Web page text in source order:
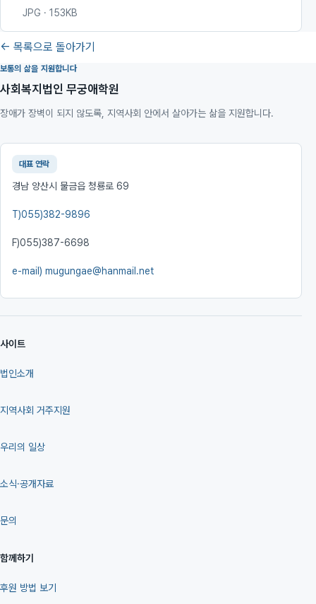
JPG · 153KB
← 목록으로 돌아가기
보통의 삶을 지원합니다
사회복지법인 무궁애학원
장애가 장벽이 되지 않도록, 지역사회 안에서 살아가는 삶을 지원합니다.
대표 연락
경남 양산시 물금읍 청룡로 69
T)055)382-9896
F)055)387-6698
e-mail) mugungae@hanmail.net
사이트
법인소개
지역사회 거주지원
우리의 일상
소식·공개자료
문의
함께하기
후원 방법 보기